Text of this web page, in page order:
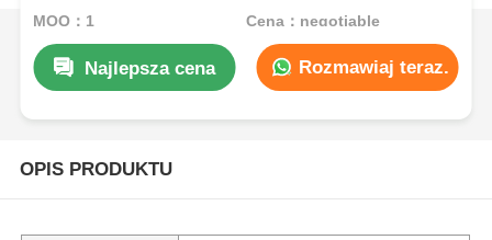
MOQ：1 Cena：negotiable
Najlepsza cena Rozmawiaj teraz.
OPIS PRODUKTU